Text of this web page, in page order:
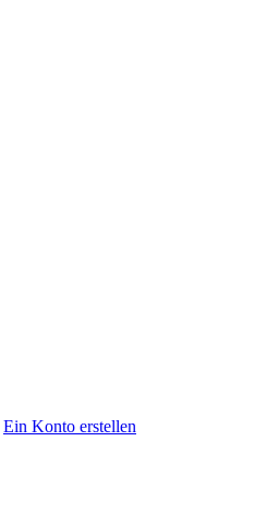
Ein Konto erstellen